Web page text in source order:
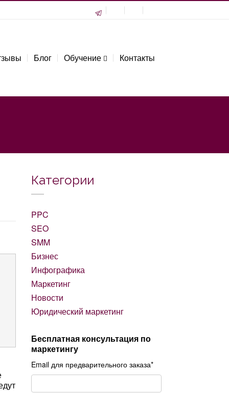
Блог Обучение Контакты
Категории
PPC
SEO
SMM
Бизнес
Инфографика
Маркетинг
Новости
Юридический маркетинг
Бесплатная консультация по
маркетингу
Email для предварительного заказа*